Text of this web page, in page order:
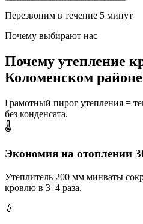
Перезвоним в течение 5 минут
Почему выбирают нас
Почему утепление
Коломенском
Грамотный пирог утепления =
без конденсата.
🌡️
Экономия на отоплении
Утеплитель 200 мм минваты
кровлю в 3–4 раза.
💧